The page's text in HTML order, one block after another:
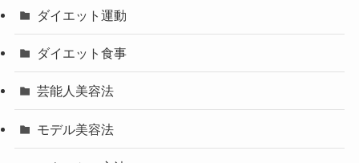
ダイエット運動
ダイエット食事
芸能人美容法
モデル美容法